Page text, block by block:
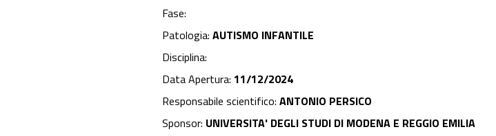
Fase:
Patologia: AUTISMO INFANTILE
Disciplina:
Data Apertura: 11/12/2024
Responsabile scientifico: ANTONIO PERSICO
Sponsor: UNIVERSITA' DEGLI STUDI DI MODENA E REGGIO EMILIA